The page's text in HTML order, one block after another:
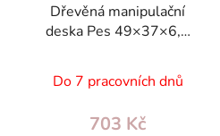
Dřevěná manipulační
deska Pes 49×37×6,5
s písmeny, čísly a zipem
Do 7 pracovních dnů
703 Kč